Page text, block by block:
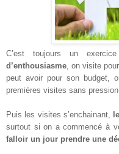
C’est toujours un
d’enthousiasme , on visite
peut avoir pour son budget,
premières visites sans pression.
Puis les visites s’enchainant,
surtout si on a commencé à
falloir un jour prendre une